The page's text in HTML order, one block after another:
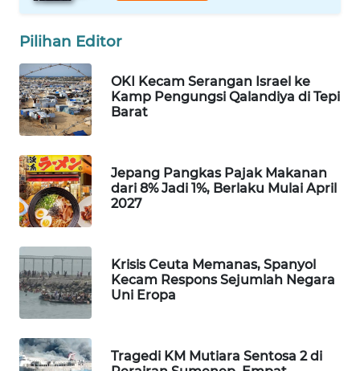
Pilihan Editor
OKI Kecam Serangan Israel ke
Kamp Pengungsi Qalandiya di Tepi
Barat
Jepang Pangkas Pajak Makanan
dari 8% Jadi 1%, Berlaku Mulai April
2027
Krisis Ceuta Memanas, Spanyol
Kecam Respons Sejumlah Negara
Uni Eropa
Tragedi KM Mutiara Sentosa 2 di
DESA
WISATA
LAPAK
WAHANA
Wahana
Network
KONSUMEN
MASYARAKAT
KELISTRIKAN
WALINKI
ID